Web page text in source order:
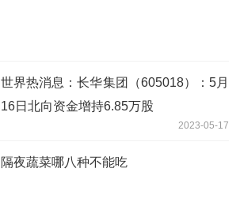
世界热消息：长华集团（605018）：5月
16日北向资金增持6.85万股
2023-05-17
隔夜蔬菜哪八种不能吃